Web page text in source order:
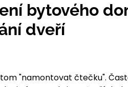
bytového
dveří
"namontovat čtečku".